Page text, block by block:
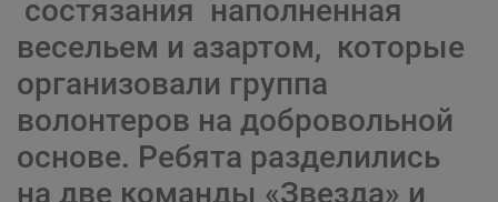
состязания наполненная
весельем и азартом, которые
организовали группа
волонтеров на добровольной
основе. Ребята разделились
на две команды «Звезда» и